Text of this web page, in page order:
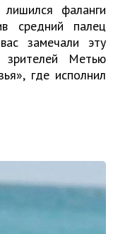
фаланги
средний палец
замечали эту
зрителей Метью
где исполнил